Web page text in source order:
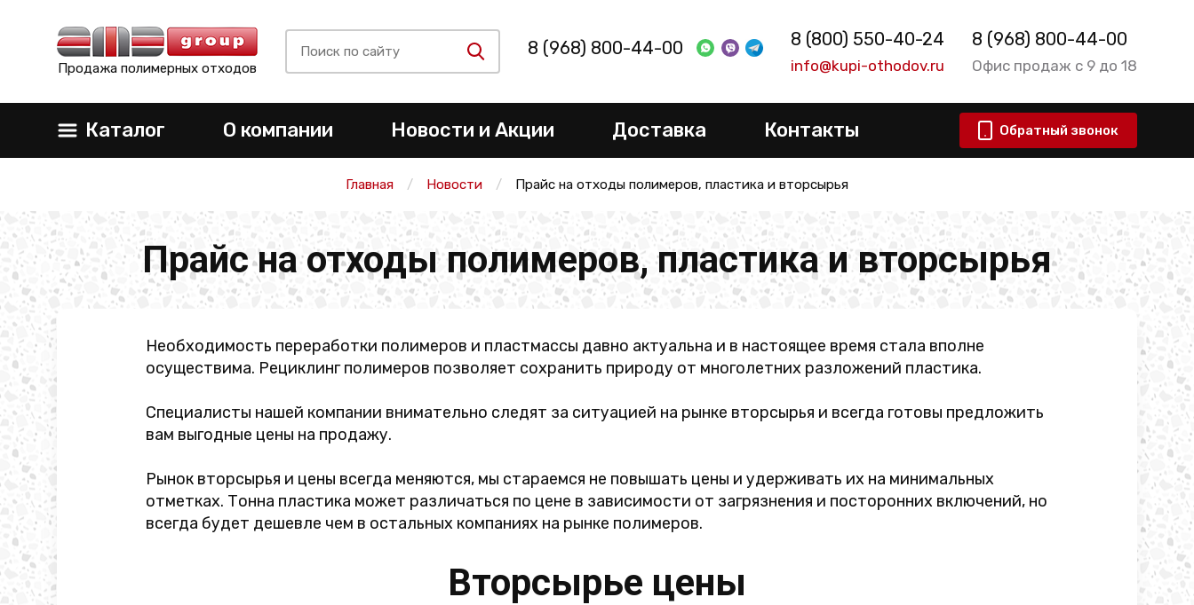
Продажа полимерных отходов
8 (968) 800-44-00 8 (800) 550-40-24
info@kupi-othodov.ru
8 (968) 800-44-00
Офис продаж с 9 до 18
Каталог О компании Новости и Акции Доставка Контакты Обратный звонок
Главная Новости Прайс на отходы полимеров, пластика и вторсырья
Прайс на отходы полимеров, пластика и вторсырья
Необходимость переработки полимеров и пластмассы давно актуальна и в настоящее время стала вполне
осуществима. Рециклинг полимеров позволяет сохранить природу от многолетних разложений пластика.
Специалисты нашей компании внимательно следят за ситуацией на рынке вторсырья и всегда готовы предложить
вам выгодные цены на продажу.
Рынок вторсырья и цены всегда меняются, мы стараемся не повышать цены и удерживать их на минимальных
отметках. Тонна пластика может различаться по цене в зависимости от загрязнения и посторонних включений, но
всегда будет дешевле чем в остальных компаниях на рынке полимеров.
Вторсырье цены